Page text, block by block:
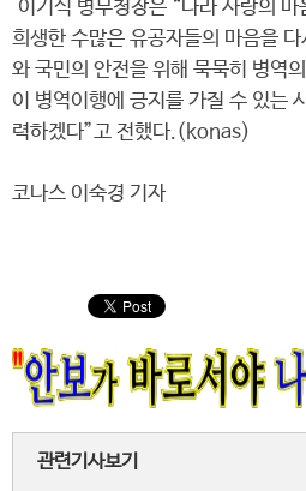
이기식 병무청장은 “나라 사랑의
희생한 수많은 유공자들의 마음을
와 국민의 안전을 위해 묵묵히 병역
이 병역이행에 긍지를 가질 수 있는
력하겠다”고 전했다.(konas)
코나스 이숙경 기자
관련기사보기